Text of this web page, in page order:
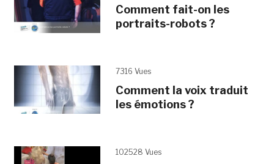
Comment fait-on les
portraits-robots ?
7316 Vues
Comment la voix traduit
les émotions ?
102528 Vues